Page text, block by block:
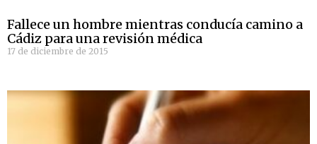
Fallece un hombre mientras conducía camino a
Cádiz para una revisión médica
17 de diciembre de 2015